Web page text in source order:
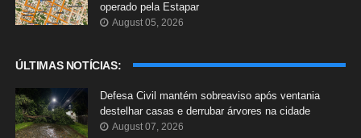
operado pela Estapar
August 05, 2026
ÚLTIMAS NOTÍCIAS:
Defesa Civil mantém sobreaviso após ventania
destelhar casas e derrubar árvores na cidade
August 07, 2026